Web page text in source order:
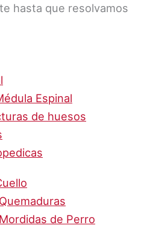
hasta que resolvamos
Espinal
de huesos
de Perro